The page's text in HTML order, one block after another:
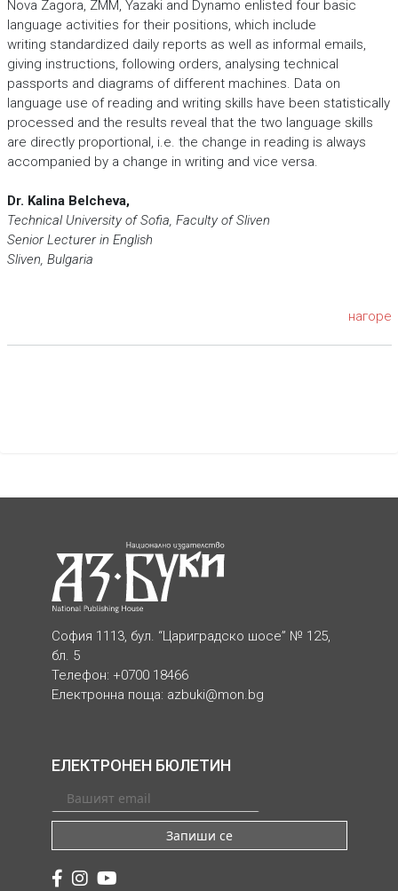
Nova Zagora, ZMM, Yazaki and Dynamo enlisted four basic
language activities for their positions, which include
writing standardized daily reports as well as informal emails,
giving instructions, following orders, analysing technical
passports and diagrams of different machines. Data on
language use of reading and writing skills have been statistically
processed and the results reveal that the two language skills
are directly proportional, i.e. the change in reading is always
accompanied by a change in writing and vice versa.
Dr. Kalina Belcheva,
Technical University of Sofia, Faculty of Sliven
Senior Lecturer in English
Sliven, Bulgaria
нагоре
София 1113, бул. “Цариградско шосе” № 125,
бл. 5
Телефон: +0700 18466
Електронна поща: azbuki@mon.bg
ЕЛЕКТРОНЕН БЮЛЕТИН
Запиши се